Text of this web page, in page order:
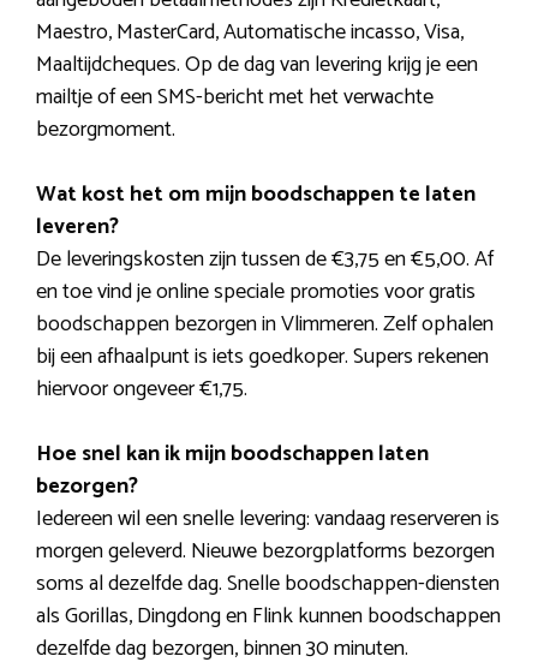
Maestro, MasterCard, Automatische incasso, Visa,
Maaltijdcheques. Op de dag van levering krijg je een
mailtje of een SMS-bericht met het verwachte
bezorgmoment.
Wat kost het om mijn boodschappen te laten
leveren?
De leveringskosten zijn tussen de €3,75 en €5,00. Af
en toe vind je online speciale promoties voor gratis
boodschappen bezorgen in Vlimmeren. Zelf ophalen
bij een afhaalpunt is iets goedkoper. Supers rekenen
hiervoor ongeveer €1,75.
Hoe snel kan ik mijn boodschappen laten
bezorgen?
Iedereen wil een snelle levering: vandaag reserveren is
morgen geleverd. Nieuwe bezorgplatforms bezorgen
soms al dezelfde dag. Snelle boodschappen-diensten
als Gorillas, Dingdong en Flink kunnen boodschappen
dezelfde dag bezorgen, binnen 30 minuten.